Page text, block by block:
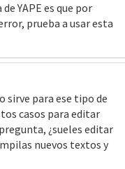
YAPE es que por
prueba a usar esta
sirve para ese tipo de
casos para editar
¿sueles editar
nuevos textos y